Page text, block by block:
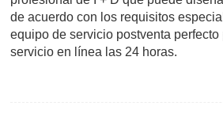
de acuerdo con los requisitos
equipo de servicio postventa
servicio en línea las 24 horas.